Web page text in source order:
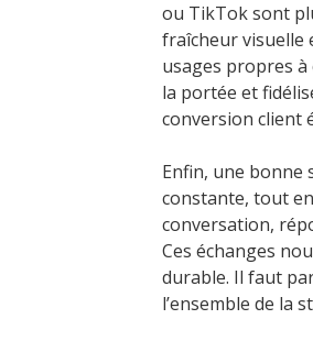
ou TikTok sont
fraîcheur visuelle
usages propres à
la portée et
conversion client
Enfin, une bonne
constante, tout
conversation,
Ces échanges
durable. Il faut
l’ensemble de la